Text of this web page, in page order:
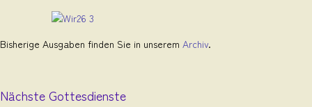
Bisherige Ausgaben finden Sie in unserem Archiv.
Nächste Gottesdienste